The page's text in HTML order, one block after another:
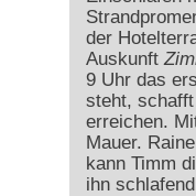
der
Auskunft
9 Uhr das
steht,
erreichen.
Mauer.
kann Timm
ihn